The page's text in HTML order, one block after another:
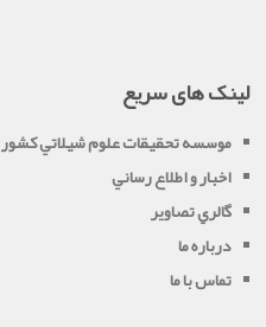
لینک های سریع
موسسه تحقيقات علوم شيلاتي کشور
اخبار و اطلاع رساني
گالري تصاوير
درباره ما
تماس با ما